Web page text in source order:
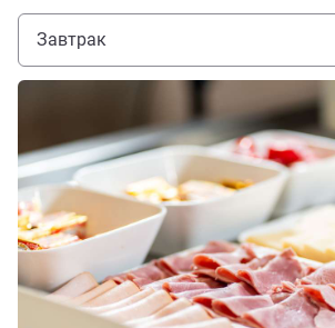
Завтрак
Подробная информация